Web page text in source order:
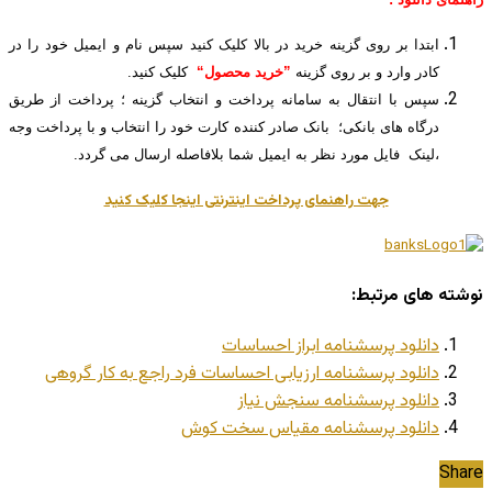
ابتدا بر روی گزینه خرید در بالا کلیک کنید سپس نام و ایمیل خود را در
کادر وارد و بر روی گزینه ”خرید محصول“ کلیک کنید.
سپس با انتقال به سامانه پرداخت و انتخاب گزینه ؛ پرداخت از طریق
درگاه های بانکی؛ بانک صادر کننده کارت خود را انتخاب و با پرداخت وجه
،لینک فایل مورد نظر به ایمیل شما بلافاصله ارسال می گردد.
جهت راهنمای پرداخت اینترنتی اینجا کلیک کنید
نوشته های مرتبط:
دانلود پرسشنامه ابراز احساسات
دانلود پرسشنامه ارزيابی احساسات فرد راجع به کار گروهی
دانلود پرسشنامه سنجش نیاز
دانلود پرسشنامه مقیاس سخت کوش
Share